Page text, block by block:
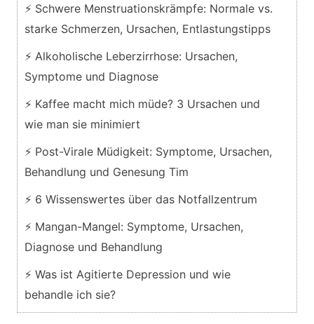
⚡ Schwere Menstruationskrämpfe: Normale vs.
starke Schmerzen, Ursachen, Entlastungstipps
⚡ Alkoholische Leberzirrhose: Ursachen,
Symptome und Diagnose
⚡ Kaffee macht mich müde? 3 Ursachen und
wie man sie minimiert
⚡ Post-Virale Müdigkeit: Symptome, Ursachen,
Behandlung und Genesung Tim
⚡ 6 Wissenswertes über das Notfallzentrum
⚡ Mangan-Mangel: Symptome, Ursachen,
Diagnose und Behandlung
⚡ Was ist Agitierte Depression und wie
behandle ich sie?